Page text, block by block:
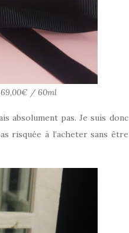
69,00€ / 60ml
absolument pas. Je suis donc
risquée à l’acheter sans être